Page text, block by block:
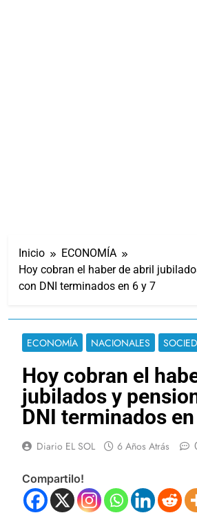
Inicio
ECONOMÍA
Hoy cobran el haber de abril
con DNI terminados en 6 y 7
ECONOMÍA NACIONALES
Hoy cobran el
jubilados y
DNI terminados
Diario EL SOL 6 Años Atrás
Compartilo!